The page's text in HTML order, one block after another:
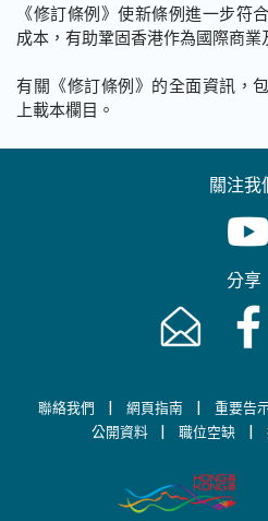
《修訂條例》使新條例進一步符
成本，有助鞏固香港作為國際商業
有關《修訂條例》的全面資訊，
上載本欄目。
關注我
分享
Email [This
聯絡我們 | 網頁指南 | 重要告
公開資料 | 職位空缺 |